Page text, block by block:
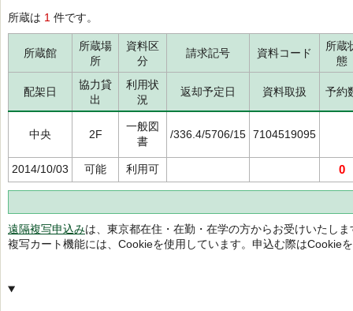
所蔵は 1 件です。
所蔵館
所蔵場
所
資料区
分
請求記号 資料コード
所蔵
態
配架日
協力貸
出
利用状
況
返却予定日 資料取扱 予約
中央 2F
一般図
書
/336.4/5706/15 7104519095
2014/10/03 可能 利用可 0
遠隔複写申込みは、東京都在住・在勤・在学の方からお受けいたしま
複写カート機能には、Cookieを使用しています。申込む際はCookie